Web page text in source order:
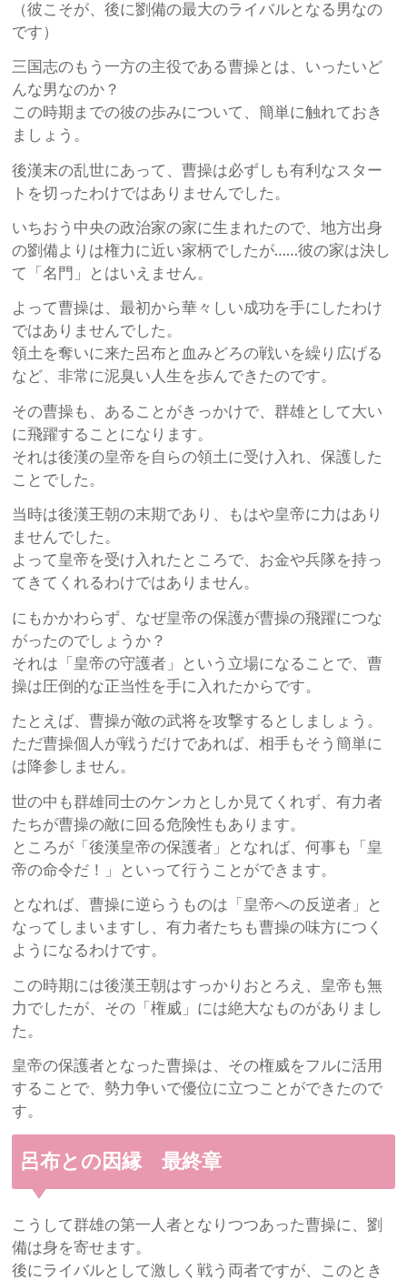
（彼こそが、後に劉備の最大のライバルとなる男なの
です）
三国志のもう一方の主役である曹操とは、いったいど
んな男なのか？
この時期までの彼の歩みについて、簡単に触れておき
ましょう。
後漢末の乱世にあって、曹操は必ずしも有利なスター
トを切ったわけではありませんでした。
いちおう中央の政治家の家に生まれたので、地方出身
の劉備よりは権力に近い家柄でしたが……彼の家は決し
て「名門」とはいえません。
よって曹操は、最初から華々しい成功を手にしたわけ
ではありませんでした。
領土を奪いに来た呂布と血みどろの戦いを繰り広げる
など、非常に泥臭い人生を歩んできたのです。
その曹操も、あることがきっかけで、群雄として大い
に飛躍することになります。
それは後漢の皇帝を自らの領土に受け入れ、保護した
ことでした。
当時は後漢王朝の末期であり、もはや皇帝に力はあり
ませんでした。
よって皇帝を受け入れたところで、お金や兵隊を持っ
てきてくれるわけではありません。
にもかかわらず、なぜ皇帝の保護が曹操の飛躍につな
がったのでしょうか？
それは「皇帝の守護者」という立場になることで、曹
操は圧倒的な正当性を手に入れたからです。
たとえば、曹操が敵の武将を攻撃するとしましょう。
ただ曹操個人が戦うだけであれば、相手もそう簡単に
は降参しません。
世の中も群雄同士のケンカとしか見てくれず、有力者
たちが曹操の敵に回る危険性もあります。
ところが「後漢皇帝の保護者」となれば、何事も「皇
帝の命令だ！」といって行うことができます。
となれば、曹操に逆らうものは「皇帝への反逆者」と
なってしまいますし、有力者たちも曹操の味方につく
ようになるわけです。
この時期には後漢王朝はすっかりおとろえ、皇帝も無
力でしたが、その「権威」には絶大なものがありまし
た。
皇帝の保護者となった曹操は、その権威をフルに活用
することで、勢力争いで優位に立つことができたので
す。
呂布との因縁 最終章
こうして群雄の第一人者となりつつあった曹操に、劉
備は身を寄せます。
後にライバルとして激しく戦う両者ですが、このとき